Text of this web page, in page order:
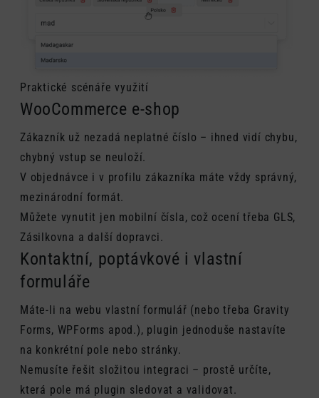
Praktické scénáře využití
WooCommerce e-shop
Zákazník už nezadá neplatné číslo – ihned vidí chybu,
chybný vstup se neuloží.
V objednávce i v profilu zákazníka máte vždy správný,
mezinárodní formát.
Můžete vynutit jen mobilní čísla, což ocení třeba GLS,
Zásilkovna a další dopravci.
Kontaktní, poptávkové i vlastní
formuláře
Máte-li na webu vlastní formulář (nebo třeba Gravity
Forms, WPForms apod.), plugin jednoduše nastavíte
na konkrétní pole nebo stránky.
Nemusíte řešit složitou integraci – prostě určíte,
která pole má plugin sledovat a validovat.